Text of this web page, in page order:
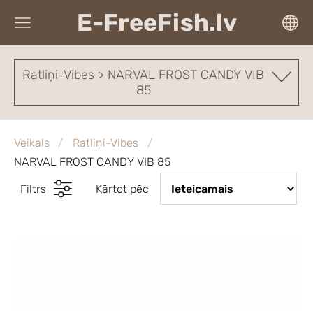
E-FreeFish.lv
Ratliņi-Vibes > NARVAL FROST CANDY VIB
85
Veikals
Ratliņi-Vibes
NARVAL FROST CANDY VIB 85
Filtrs Kārtot pēc